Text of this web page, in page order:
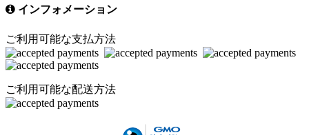
インフォメーション
ご利用可能な支払方法
ご利用可能な配送方法